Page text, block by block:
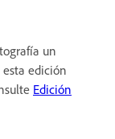
un
edición
Edición